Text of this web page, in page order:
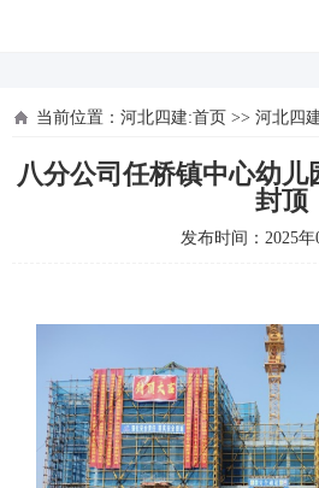
当前位置： 河北四建:首页 >> 河北四
八分公司任桥镇中心幼
封顶
发布时间：2025年